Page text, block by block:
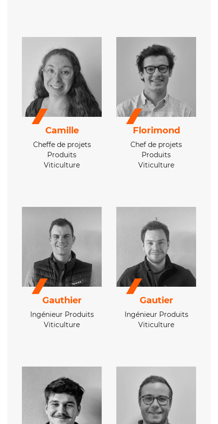
Camille
Cheffe de projets
Produits
Viticulture
Florimond
Chef de projets
Produits
Viticulture
Gauthier
Ingénieur Produits
Viticulture
Gautier
Ingénieur Produits
Viticulture